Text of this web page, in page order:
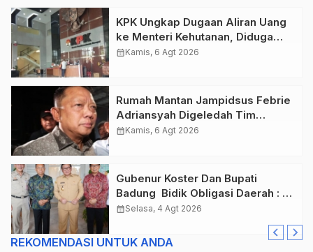
KPK Ungkap Dugaan Aliran Uang
ke Menteri Kehutanan, Diduga
Terkait Pelepasan Kawasan Hutan
calendar_monthKamis, 6 Agt 2026
Rumah Mantan Jampidsus Febrie
Adriansyah Digeledah Tim
Penyidik Kejaksaan Agung,
calendar_monthKamis, 6 Agt 2026
Gubenur Koster Dan Bupati
Badung Bidik Obligasi Daerah :
Gaspol Bangun Infrastruktur
calendar_monthSelasa, 4 Agt 2026
REKOMENDASI UNTUK ANDA